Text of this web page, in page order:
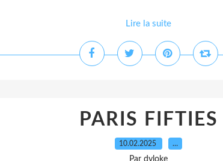
Lire la suite
PARIS FIFTIES
10.02.2025 …
Par dyloke